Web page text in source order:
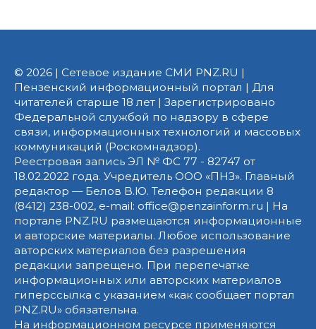
© 2026 | Сетевое издание СМИ PNZ.RU |
Пензенский информационный портал | Для
читателей старше 18 лет | Зарегистрировано
Федеральной службой по надзору в сфере
связи, информационных технологий и массовых
коммуникаций (Роскомнадзор).
Реестровая запись ЭЛ № ФС 77 - 82747 от
18.02.2022 года. Учредитель ООО «ПНЗ». Главный
редактор — Белов В.Ю. Телефон редакции 8
(8412) 238-002, e-mail: office@penzainform.ru | На
портале PNZ.RU размещаются информационные
и авторские материалы. Любое использование
авторских материалов без разрешения
редакции запрещено. При перепечатке
информационных или авторских материалов
гиперссылка с указанием «как сообщает портал
PNZ.RU» обязательна.
На информационном ресурсе применяются